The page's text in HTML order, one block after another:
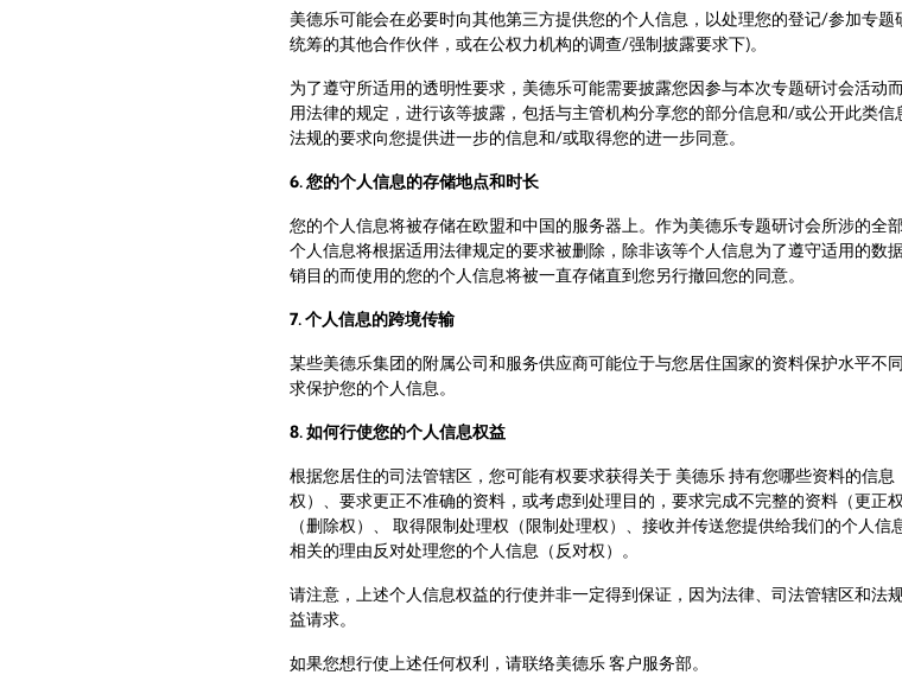
美德乐可能会在必要时向其他第三方提供您的个人信息，以处理您的登记/参加专
统筹的其他合作伙伴，或在公权力机构的调查/强制披露要求下)。
为了遵守所适用的透明性要求，美德乐可能需要披露您因参与本次专题研讨会活动
用法律的规定，进行该等披露，包括与主管机构分享您的部分信息和/或公开此类
法规的要求向您提供进一步的信息和/或取得您的进一步同意。
6. 您的个人信息的存储地点和时长
您的个人信息将被存储在欧盟和中国的服务器上。作为美德乐专题研讨会所涉的全
个人信息将根据适用法律规定的要求被删除，除非该等个人信息为了遵守适用的数
销目的而使用的您的个人信息将被一直存储直到您另行撤回您的同意。
7. 个人信息的跨境传输
某些美德乐集团的附属公司和服务供应商可能位于与您居住国家的资料保护水平不
求保护您的个人信息。
8. 如何行使您的个人信息权益
根据您居住的司法管辖区，您可能有权要求获得关于 美德乐 持有您哪些资料的信
权）、要求更正不准确的资料，或考虑到处理目的，要求完成不完整的资料（更正
（删除权）、 取得限制处理权（限制处理权）、接收并传送您提供给我们的个人
相关的理由反对处理您的个人信息（反对权）。
请注意，上述个人信息权益的行使并非一定得到保证，因为法律、司法管辖区和法
益请求。
如果您想行使上述任何权利，请联络美德乐 客户服务部。